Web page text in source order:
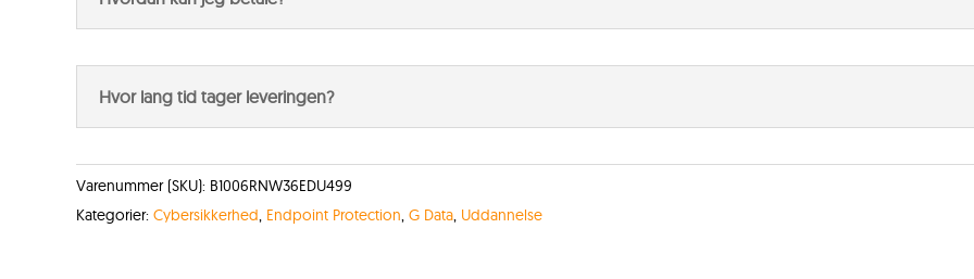
Hvor lang tid tager leveringen?
Varenummer (SKU): B1006RNW36EDU499
Kategorier: Cybersikkerhed, Endpoint Protection, G Data, Uddannelse